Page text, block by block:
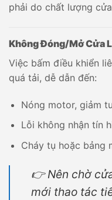
phải do chất lượng
Không Đóng/Mở Cửa
Việc bấm điều khiển
quá tải, dễ dẫn đến:
Nóng motor, giảm
Lỗi không nhận tín
Cháy tụ hoặc bảng
👉 Nên chờ
mới thao tác